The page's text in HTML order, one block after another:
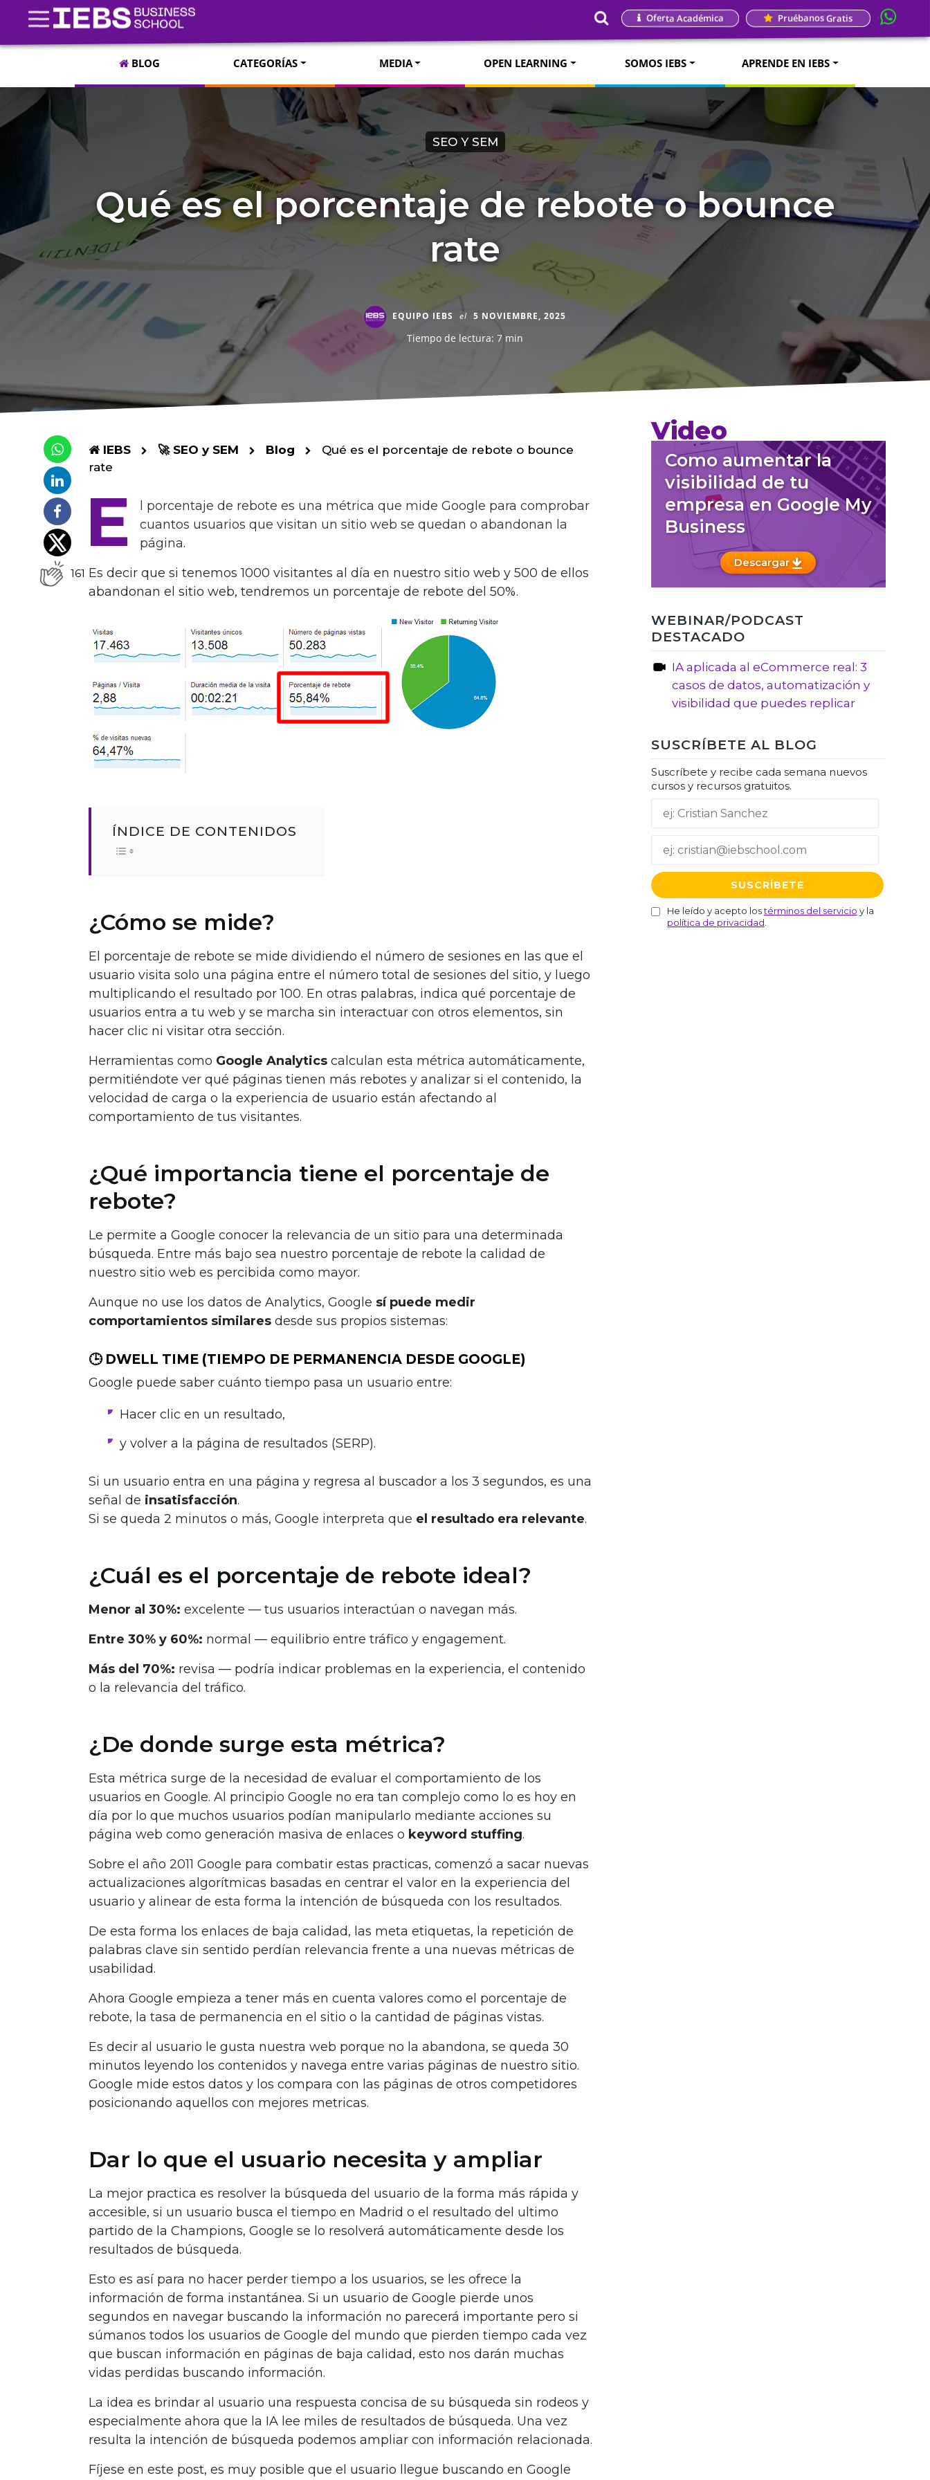
Oferta Académica Pruébanos Gratis
BLOG CATEGORÍAS MEDIA OPEN LEARNING SOMOS IEBS APRENDE EN IEBS
SEO Y SEM
Qué es el porcentaje de rebote o bounce
rate
EQUIPO IEBS el 5 NOVIEMBRE, 2025
Tiempo de lectura: 7 min
161
IEBS 🚀 SEO y SEM Blog
Qué es el porcentaje de rebote o bounce
rate
E
l porcentaje de rebote es una métrica que mide Google para comprobar
cuantos usuarios que visitan un sitio web se quedan o abandonan la
página.
Es decir que si tenemos 1000 visitantes al día en nuestro sitio web y 500 de ellos
abandonan el sitio web, tendremos un porcentaje de rebote del 50%.
ÍNDICE DE CONTENIDOS
¿Cómo se mide?
El porcentaje de rebote se mide dividiendo el número de sesiones en las que el
usuario visita solo una página entre el número total de sesiones del sitio, y luego
multiplicando el resultado por 100. En otras palabras, indica qué porcentaje de
usuarios entra a tu web y se marcha sin interactuar con otros elementos, sin
hacer clic ni visitar otra sección.
Herramientas como Google Analytics calculan esta métrica automáticamente,
permitiéndote ver qué páginas tienen más rebotes y analizar si el contenido, la
velocidad de carga o la experiencia de usuario están afectando al
comportamiento de tus visitantes.
¿Qué importancia tiene el porcentaje de
rebote?
Le permite a Google conocer la relevancia de un sitio para una determinada
búsqueda. Entre más bajo sea nuestro porcentaje de rebote la calidad de
nuestro sitio web es percibida como mayor.
Aunque no use los datos de Analytics, Google sí puede medir
comportamientos similares desde sus propios sistemas:
🕒 DWELL TIME (TIEMPO DE PERMANENCIA DESDE GOOGLE)
Google puede saber cuánto tiempo pasa un usuario entre:
Hacer clic en un resultado,
y volver a la página de resultados (SERP).
Si un usuario entra en una página y regresa al buscador a los 3 segundos, es una
señal de insatisfacción.
Si se queda 2 minutos o más, Google interpreta que el resultado era relevante.
¿Cuál es el porcentaje de rebote ideal?
Menor al 30%: excelente — tus usuarios interactúan o navegan más.
Entre 30% y 60%: normal — equilibrio entre tráfico y engagement.
Más del 70%: revisa — podría indicar problemas en la experiencia, el contenido
o la relevancia del tráfico.
¿De donde surge esta métrica?
Esta métrica surge de la necesidad de evaluar el comportamiento de los
usuarios en Google. Al principio Google no era tan complejo como lo es hoy en
día por lo que muchos usuarios podían manipularlo mediante acciones su
página web como generación masiva de enlaces o keyword stuffing.
Sobre el año 2011 Google para combatir estas practicas, comenzó a sacar nuevas
actualizaciones algorítmicas basadas en centrar el valor en la experiencia del
usuario y alinear de esta forma la intención de búsqueda con los resultados.
De esta forma los enlaces de baja calidad, las meta etiquetas, la repetición de
palabras clave sin sentido perdían relevancia frente a una nuevas métricas de
usabilidad.
Ahora Google empieza a tener más en cuenta valores como el porcentaje de
rebote, la tasa de permanencia en el sitio o la cantidad de páginas vistas.
Es decir al usuario le gusta nuestra web porque no la abandona, se queda 30
minutos leyendo los contenidos y navega entre varias páginas de nuestro sitio.
Google mide estos datos y los compara con las páginas de otros competidores
posicionando aquellos con mejores metricas.
Dar lo que el usuario necesita y ampliar
La mejor practica es resolver la búsqueda del usuario de la forma más rápida y
accesible, si un usuario busca el tiempo en Madrid o el resultado del ultimo
partido de la Champions, Google se lo resolverá automáticamente desde los
resultados de búsqueda.
Esto es así para no hacer perder tiempo a los usuarios, se les ofrece la
información de forma instantánea. Si un usuario de Google pierde unos
segundos en navegar buscando la información no parecerá importante pero si
súmanos todos los usuarios de Google del mundo que pierden tiempo cada vez
que buscan información en páginas de baja calidad, esto nos darán muchas
vidas perdidas buscando información.
La idea es brindar al usuario una respuesta concisa de su búsqueda sin rodeos y
especialmente ahora que la IA lee miles de resultados de búsqueda. Una vez
resulta la intención de búsqueda podemos ampliar con información relacionada.
Fíjese en este post, es muy posible que el usuario llegue buscando en Google
Video
Como aumentar la
visibilidad de tu
empresa en Google My
Business
Descargar
WEBINAR/PODCAST
DESTACADO
IA aplicada al eCommerce real: 3
casos de datos, automatización y
visibilidad que puedes replicar
SUSCRÍBETE AL BLOG
Suscríbete y recibe cada semana nuevos
cursos y recursos gratuitos.
He leído y acepto lostérminos del servicio y la
política de privacidad